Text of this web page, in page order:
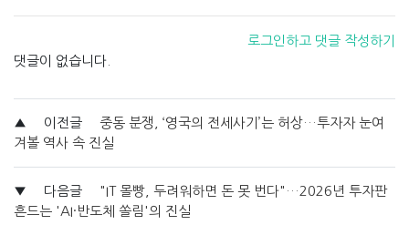
로그인하고 댓글 작성하기
댓글이 없습니다.
▲ 이전글
중동 분쟁, ‘영국의 전세사기’는 허상…투자자 눈여
겨볼 역사 속 진실
▼ 다음글
"IT 몰빵, 두려워하면 돈 못 번다"…2026년 투자판
흔드는 'AI·반도체 쏠림'의 진실